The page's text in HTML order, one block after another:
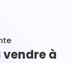
vendre à